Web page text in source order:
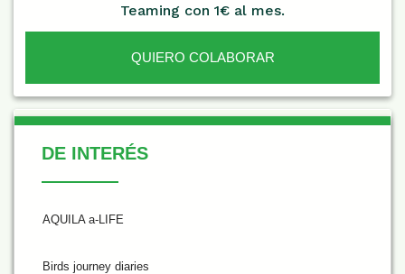
Teaming con 1€ al mes.
QUIERO COLABORAR
De Interés
DE INTERÉS
AQUILA a-LIFE
Birds journey diaries